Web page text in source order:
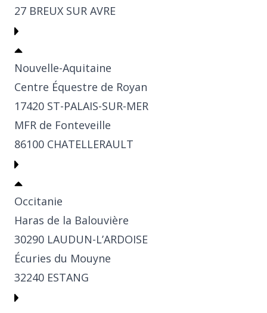
27 BREUX SUR AVRE
Nouvelle-Aquitaine
Centre Équestre de Royan
17420 ST-PALAIS-SUR-MER
MFR de Fonteveille
86100 CHATELLERAULT
Occitanie
Haras de la Balouvière
30290 LAUDUN-L’ARDOISE
Écuries du Mouyne
32240 ESTANG